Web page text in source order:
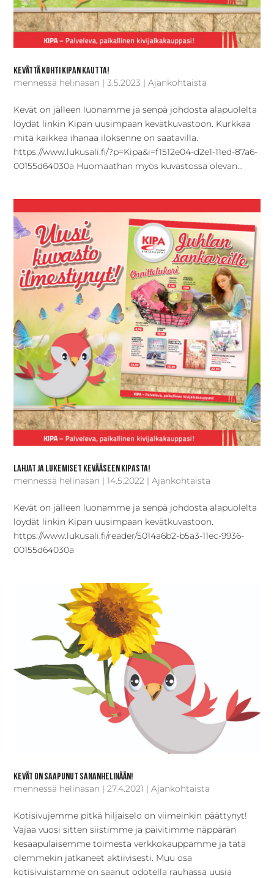
Kevättä kohti Kipan kautta!
mennessä helinasan |3.5.2023 |Ajankohtaista
Kevät on jälleen luonamme ja senpä johdosta alapuolelta
löydät linkin Kipan uusimpaan kevätkuvastoon. Kurkkaa
mitä kaikkea ihanaa iloksenne on saatavilla.
https://www.lukusali.fi/?p=Kipa&i=f1512e04-d2e1-11ed-87a6-
00155d64030a Huomaathan myös kuvastossa olevan...
Lahjat ja Lukemiset kevääseen Kipasta!
mennessä helinasan |14.5.2022 |Ajankohtaista
Kevät on jälleen luonamme ja senpä johdosta alapuolelta
löydät linkin Kipan uusimpaan kevätkuvastoon.
https://www.lukusali.fi/reader/5014a6b2-b5a3-11ec-9936-
00155d64030a
Kevät on saapunut Sananhelinään!
mennessä helinasan |27.4.2021 |Ajankohtaista
Kotisivujemme pitkä hiljaiselo on viimeinkin päättynyt!
Vajaa vuosi sitten siistimme ja päivitimme näppärän
kesäapulaisemme toimesta verkkokauppamme ja tätä
olemmekin jatkaneet aktiivisesti. Muu osa
kotisivuistamme on saanut odotella rauhassa uusia